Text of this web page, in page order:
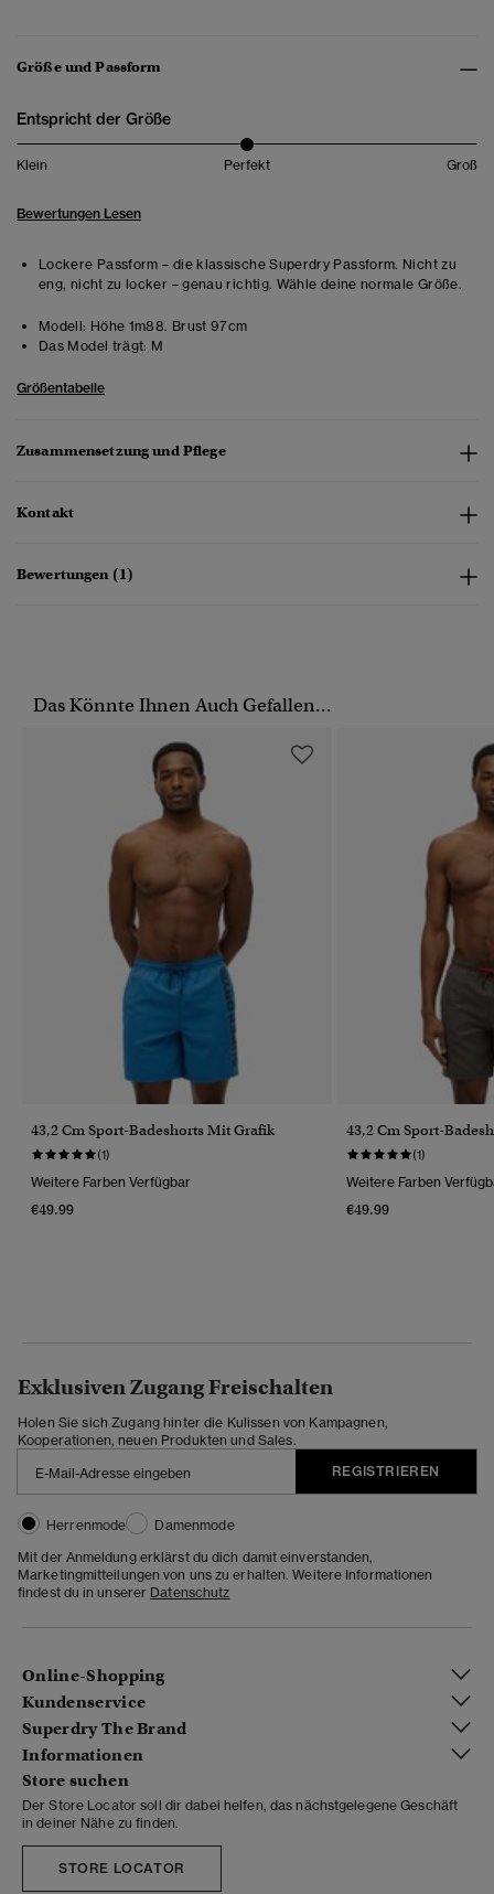
Größe und Passform
Entspricht der Größe
Klein Perfekt Groß
Bewertungen Lesen
Lockere Passform – die klassische Superdry Passform. Nicht zu
eng, nicht zu locker – genau richtig. Wähle deine normale Größe.
Modell: Höhe 1m88. Brust 97cm
Das Model trägt: M
Größentabelle
Zusammensetzung und Pflege
Kontakt
Bewertungen (1)
Das Könnte Ihnen Auch Gefallen...
43,2 Cm Sport-Badeshorts Mit Grafik
(1)
Weitere Farben Verfügbar
€49.99
43,2 Cm Sport-
(1)
Weitere Farben
€49.99
Exklusiven Zugang Freischalten
Holen Sie sich Zugang hinter die Kulissen von Kampagnen,
Kooperationen, neuen Produkten und Sales.
REGISTRIEREN
Herrenmode
Damenmode
Mit der Anmeldung erklärst du dich damit einverstanden,
Marketingmitteilungen von uns zu erhalten. Weitere Informationen
findest du in unserer Datenschutz
Online-Shopping
Kundenservice
Superdry The Brand
Informationen
Store suchen
Der Store Locator soll dir dabei helfen, das nächstgelegene Geschäft
in deiner Nähe zu finden.
STORE LOCATOR